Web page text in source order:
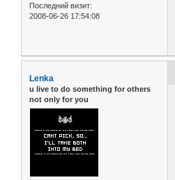
Последний визит:
2008-06-26 17:54:08
Lenka
u live to do something for others
not only for you